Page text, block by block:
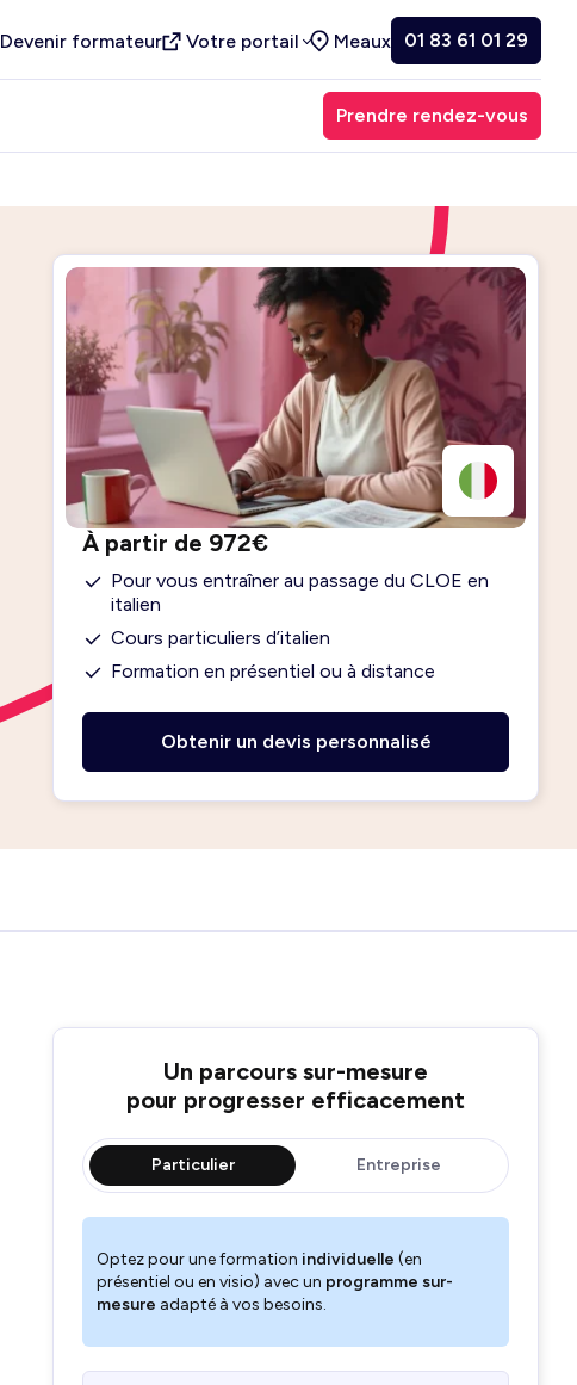
Devenir formateur Votre portail Meaux 01 83 61 01 29
Prendre rendez-vous
À partir de 972€
Pour vous entraîner au passage du CLOE en
italien
Cours particuliers d’italien
Formation en présentiel ou à distance
Obtenir un devis personnalisé
Un parcours sur-mesure
pour progresser efficacement
Particulier Entreprise
Optez pour une formation individuelle (en
présentiel ou en visio) avec un programme sur-
mesure adapté à vos besoins.